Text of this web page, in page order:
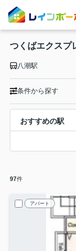
つくばエクスプ
八潮駅
条件から探す
おすすめの駅
97件
アパート